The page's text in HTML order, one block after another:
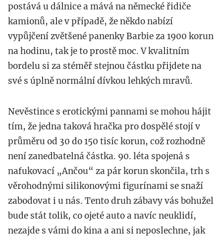
postává u dálnice a mává na německé řidiče
kamionů, ale v případě, že někdo nabízí
vypůjčení zvětšené panenky Barbie za 1900 korun
na hodinu, tak je to prostě moc. V kvalitním
bordelu si za stéměř stejnou částku přijdete na
své s úplně normální dívkou lehkých mravů.
Nevěstince s erotickými pannami se mohou hájit
tím, že jedna taková hračka pro dospělé stojí v
průměru od 30 do 150 tisíc korun, což rozhodně
není zanedbatelná částka. 90. léta spojená s
nafukovací „Ančou“ za pár korun skončila, trh s
věrohodnými silikonovými figurínami se snaží
zabodovat i u nás. Tento druh zábavy vás bohužel
bude stát tolik, co ojeté auto a navíc neuklidí,
nezajde s vámi do kina a ani si neposlechne, jak